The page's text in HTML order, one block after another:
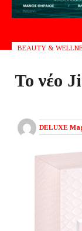
BEAUTY &
Το νέο
DELUXE